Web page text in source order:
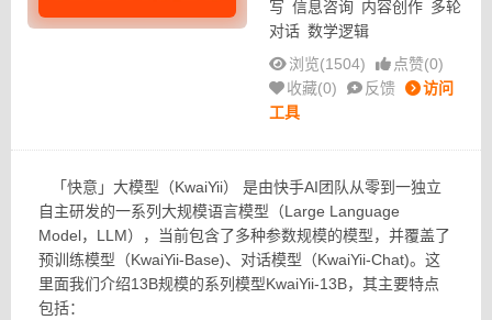
写 信息咨询 内容创作 多轮
对话 数学逻辑
浏览(1504)
点赞(0)
收藏(0) 反馈
访问
工具
「快意」大模型（KwaiYii） 是由快手AI团队从零到一独立
自主研发的一系列大规模语言模型（Large Language
Model，LLM），当前包含了多种参数规模的模型，并覆盖了
预训练模型（KwaiYii-Base)、对话模型（KwaiYii-Chat)。这
里面我们介绍13B规模的系列模型KwaiYii-13B，其主要特点
包括：